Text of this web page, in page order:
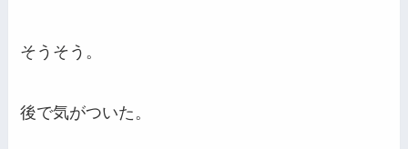
そうそう。
後で気がついた。